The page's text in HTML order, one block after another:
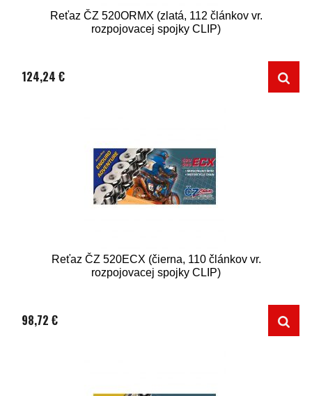
Reťaz ČZ 520ORMX (zlatá, 112 článkov vr.
rozpojovacej spojky CLIP)
124,24 €
Reťaz ČZ 520ECX (čierna, 110 článkov vr.
rozpojovacej spojky CLIP)
98,72 €